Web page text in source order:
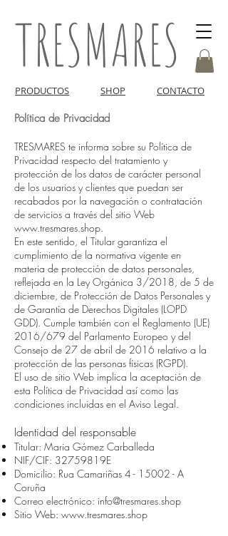
TRESMARES
PRODUCTOS SHOP CONTACTO
Política de Privacidad
TRESMARES te informa sobre su Política de
Privacidad respecto del tratamiento y
protección de los datos de carácter personal
de los usuarios y clientes que puedan ser
recabados por la navegación o contratación
de servicios a través del sitio Web
www.tresmares.shop.
En este sentido, el Titular garantiza el
cumplimiento de la normativa vigente en
materia de protección de datos personales,
reflejada en la Ley Orgánica 3/2018, de 5 de
diciembre, de Protección de Datos Personales y
de Garantía de Derechos Digitales (LOPD
GDD). Cumple también con el Reglamento (UE)
2016/679 del Parlamento Europeo y del
Consejo de 27 de abril de 2016 relativo a la
protección de las personas físicas (RGPD).
El uso de sitio Web implica la aceptación de
esta Política de Privacidad así como las
condiciones incluidas en el Aviso Legal.
Identidad del responsable
Titular: Maria Gómez Carballeda
NIF/CIF: 32759819E
Domicilio: Rua Camariñas 4 - 15002 - A
Coruña
Correo electrónico: info@tresmares.shop
Sitio Web: www.tresmares.shop